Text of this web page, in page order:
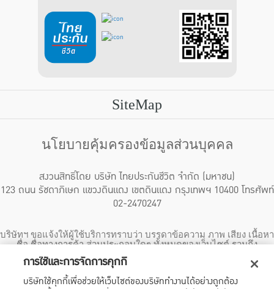
SiteMap
นโยบายคุ้มครองข้อมูลส่วนบุคคล
สงวนสิทธิ์โดย บริษัท ไทยประกันชีวิต จำกัด (มหาชน)
123 ถนน รัชดาภิเษก แขวงดินแดง เขตดินแดง กรุงเทพฯ 10400 โทรศัพท์
02-2470247
บริษัทฯ ขอแจ้งให้ผู้ใช้บริการทราบว่า บรรดาข้อความ ภาพ เสียง เนื้อหา
ชื่อ ชื่อทางการค้า ส่วนประกอบใดๆ ทั้งหมดของเว็บไซต์ รวมถึง
เครื่องหมายการค้า เครื่องหมาย บริการ ลิขสิทธิ์ สิทธิบัตร ความรู้ต่างๆ
ที่ปรากฏบนเว็บไซต์ของบริษัทฯ นี้ เป็นงานอันได้รับความคุ้มครองตาม
กฎหมายทรัพย์สินทางปัญญาของไทยโดยชอบด้วยกฎหมายของบริษัทฯ
แต่เพียงผู้เดียว หากบุคคลใดลอกเลียน ปลอมแปลง ทำซ้ำ ดัดแปลง เผย
การใช้และการจัดการคุกกี้
บริษัทใช้คุกกี้เพื่อช่วยให้เว็บไซต์ของบริษัททำงานได้อย่างถูกต้อง